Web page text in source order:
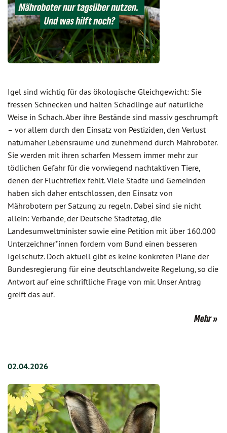
Igel sind wichtig für das ökologische Gleichgewicht: Sie
fressen Schnecken und halten Schädlinge auf natürliche
Weise in Schach. Aber ihre Bestände sind massiv geschrumpft
– vor allem durch den Einsatz von Pestiziden, den Verlust
naturnaher Lebensräume und zunehmend durch Mähroboter.
Sie werden mit ihren scharfen Messern immer mehr zur
tödlichen Gefahr für die vorwiegend nachtaktiven Tiere,
denen der Fluchtreflex fehlt. Viele Städte und Gemeinden
haben sich daher entschlossen, den Einsatz von
Mährobotern per Satzung zu regeln. Dabei sind sie nicht
allein: Verbände, der Deutsche Städtetag, die
Landesumweltminister sowie eine Petition mit über 160.000
Unterzeichner*innen fordern vom Bund einen besseren
Igelschutz. Doch aktuell gibt es keine konkreten Pläne der
Bundesregierung für eine deutschlandweite Regelung, so die
Antwort auf eine schriftliche Frage von mir. Unser Antrag
greift das auf.
Mehr
02.04.2026